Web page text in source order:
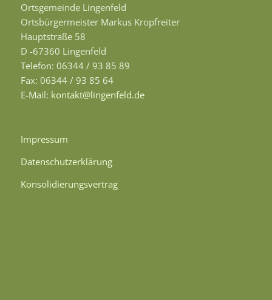
Ortsgemeinde Lingenfeld
Ortsbürgermeister Markus Kropfreiter
Hauptstraße 58
D -67360 Lingenfeld
Telefon: 06344 / 93 85 89
Fax: 06344 / 93 85 64
E-Mail: kontakt@lingenfeld.de
Impressum
Datenschutzerklärung
Konsolidierungsvertrag